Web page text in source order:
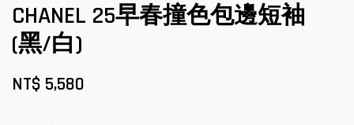
CHANEL 25早春撞色包邊短袖
(黑/白)
NT$ 5,580